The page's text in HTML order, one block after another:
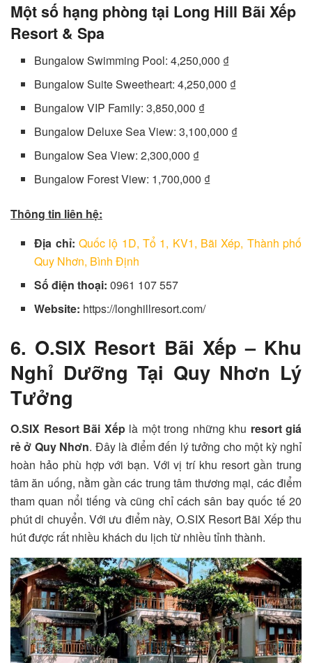
Một số hạng phòng tại Long Hill Bãi Xếp
Resort & Spa
Bungalow Swimming Pool: 4,250,000 ₫
Bungalow Suite Sweetheart: 4,250,000 ₫
Bungalow VIP Family: 3,850,000 ₫
Bungalow Deluxe Sea View: 3,100,000 ₫
Bungalow Sea View: 2,300,000 ₫
Bungalow Forest View: 1,700,000 ₫
Thông tin liên hệ:
Địa chỉ: Quốc lộ 1D, Tổ 1, KV1, Bãi Xép, Thành phố
Quy Nhơn, Bình Định
Số điện thoại:0961 107 557
Website: https://longhillresort.com/
6. O.SIX Resort Bãi Xếp – Khu
Nghỉ Dưỡng Tại Quy Nhơn Lý
Tưởng
O.SIX Resort Bãi Xếplà một trong những khu resort giá
rẻ ở Quy Nhơn. Đây là điểm đến lý tưởng cho một kỳ nghỉ
hoàn hảo phù hợp với bạn. Với vị trí khu resort gần trung
tâm ăn uống, nằm gần các trung tâm thương mại, các điểm
tham quan nổi tiếng và cũng chỉ cách sân bay quốc tế 20
phút di chuyển. Với ưu điểm này, O.SIX Resort Bãi Xếpthu
hút được rất nhiều khách du lịch từ nhiều tỉnh thành.